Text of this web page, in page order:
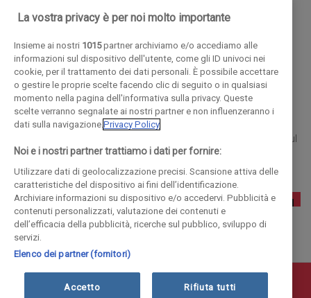
Eletto deputato nel 1996, ha fatto parte della Commissione
Giustizia e della Commissione Antimafia. Sottosegretario
dellInterno dal giugno 2001 al maggio 2006, senatore
dallaprile 2006, ha fatto parte della Commissione Affari
costituzionali e del Comitato parlamentare di controllo sui
Servizi di informazione e sicurezza. Rieletto deputato nel
2008 e Sottosegretario allInterno. Ha scritto numerosi libri sul
tema della giustizia, delle mafie, del terrorismo.
© COPYRIGHT 2018 - La Provincia di Como Editoriale S.p.a.
La vostra privacy è per noi molto importante
Insieme ai nostri 1015partner archiviamo e/o accediamo alle
informazioni sul dispositivo dell'utente, come gli ID univoci nei
cookie, per il trattamento dei dati personali. È possibile accettare
o gestire le proprie scelte facendo clic di seguito o in qualsiasi
momento nella pagina dell'informativa sulla privacy. Queste
scelte verranno segnalate ai nostri partner e non influenzeranno i
dati sulla navigazione. Privacy Policy
Noi e i nostri partner trattiamo i dati per fornire:
Utilizzare dati di geolocalizzazione precisi. Scansione attiva delle
caratteristiche del dispositivo ai fini dell’identificazione.
Archiviare informazioni su dispositivo e/o accedervi. Pubblicità e
contenuti personalizzati, valutazione dei contenuti e
dell’efficacia della pubblicità, ricerche sul pubblico, sviluppo di
servizi.
Elenco dei partner (fornitori)
Accetto Rifiuta tutti